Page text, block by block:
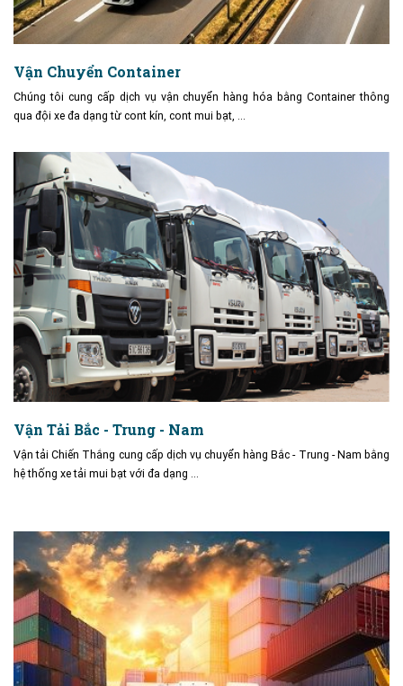
Vận Chuyển Container
Chúng tôi cung cấp dịch vụ vận chuyển hàng hóa bằng Container thông
qua đội xe đa dạng từ cont kín, cont mui bạt, …
Vận Tải Bắc - Trung - Nam
Vận tải Chiến Thắng cung cấp dịch vụ chuyển hàng Bắc - Trung - Nam bằng
hệ thống xe tải mui bạt với đa dạng …